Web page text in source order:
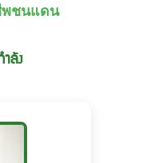
พชนแดน
ลัง